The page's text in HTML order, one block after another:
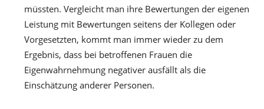
müssten. Vergleicht man ihre Bewertungen der eigenen
Leistung mit Bewertungen seitens der Kollegen oder
Vorgesetzten, kommt man immer wieder zu dem
Ergebnis, dass bei betroffenen Frauen die
Eigenwahrnehmung negativer ausfällt als die
Einschätzung anderer Personen.